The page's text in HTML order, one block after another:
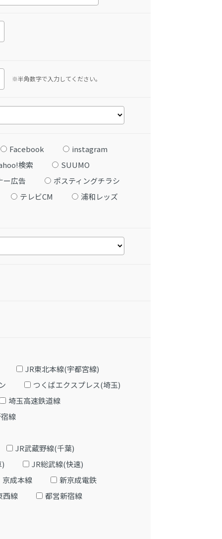
※半角数字で入力してください。
Facebook
instagram
検索
SUUMO
ー広告
ポスティングチラシ
テレビCM
浦和レッズ
JR東北本線(宇都宮線)
つくばエクスプレス(埼玉)
埼玉高速鉄道線
線
JR武蔵野線(千葉)
JR総武線(快速)
京成本線
新京成電鉄
西線
都営新宿線